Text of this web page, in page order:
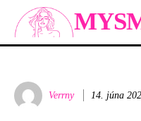
Verrny 14. júna